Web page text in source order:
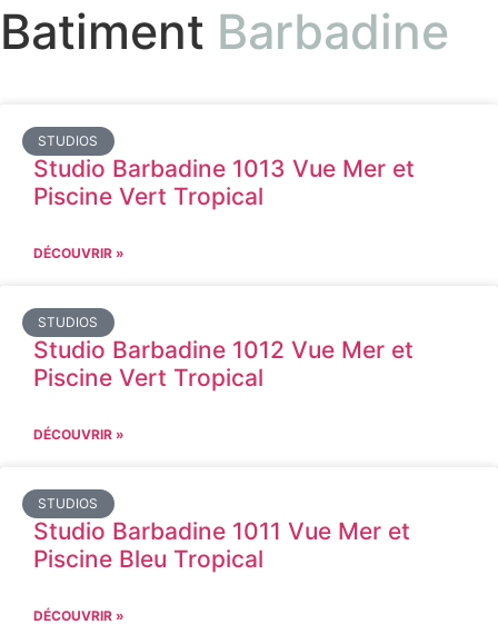
Batiment Barbadine
STUDIOS
Studio Barbadine 1013 Vue Mer et
Piscine Vert Tropical
DÉCOUVRIR »
STUDIOS
Studio Barbadine 1012 Vue Mer et
Piscine Vert Tropical
DÉCOUVRIR »
STUDIOS
Studio Barbadine 1011 Vue Mer et
Piscine Bleu Tropical
DÉCOUVRIR »